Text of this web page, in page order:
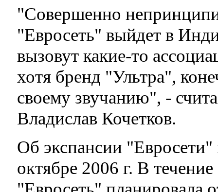
"Совершенно
"Евросеть" выйдет в
вызовут какие-то
хотя бренд "Ультра",
своему звучанию", -
Владислав Кочетков.
Об экспансии
октябре 2006 г. В